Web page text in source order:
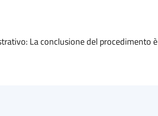
La conclusione del procedimento è